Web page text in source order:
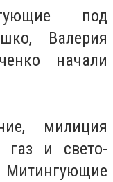
под
Валерия
начали
милиция
газ и свето-